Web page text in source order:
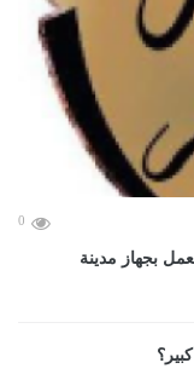
0
بجهاز مدينة